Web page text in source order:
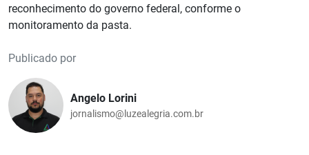
reconhecimento do governo federal, conforme o
monitoramento da pasta.
Publicado por
Angelo Lorini
jornalismo@luzealegria.com.br